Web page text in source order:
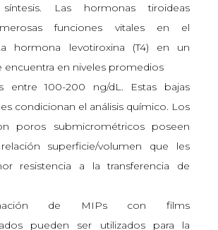
Las hormonas tiroideas
funciones vitales en el
hormona levotiroxina (T4) en un
encuentra en niveles promedios
entre 100-200 ng/dL. Estas bajas
condicionan el análisis químico. Los
poros submicrométricos poseen
superficie/volumen que les
resistencia a la transferencia de
de MIPs con films
pueden ser utilizados para la